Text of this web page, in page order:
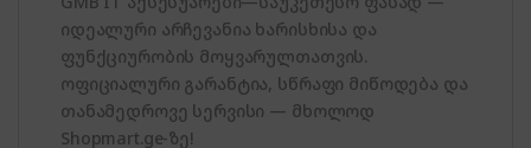
იდეალური არჩევანია ხარისხისა და
ფუნქციურობის მოყვარულთათვის.
ოფიციალური გარანტია, სწრაფი მიწოდება და
თანამედროვე სერვისი — მხოლოდ
Shopmart.ge-ზე!